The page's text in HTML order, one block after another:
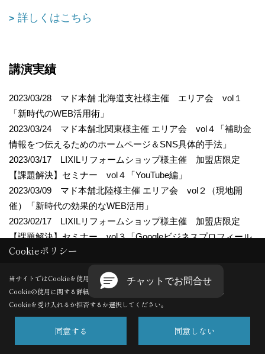
詳しくはこちら
講演実績
2023/03/28 マド本舗 北海道支社様主催 エリア会 vol１
「新時代のWEB活用術」
2023/03/24 マド本舗北関東様主催 エリア会 vol４「補助金
情報をつ伝えるためのホームページ＆SNS具体的手法」
2023/03/17 LIXILリフォームショップ様主催 加盟店限定
【課題解決】セミナー vol４「YouTube編」
2023/03/09 マド本舗北陸様主催 エリア会 vol２（現地開
催）「新時代の効果的なWEB活用」
2023/02/17 LIXILリフォームショップ様主催 加盟店限定
【課題解決】セミナー vol３「Googleビジネスプロフィール
編」
ベント集客のためのホームページ＆SNS具体的手法」
2023/02/14 LIXIL九州様主催 LIXILリフォームネット登録店
2023/02/08 マド本舗 千葉エリア様主催 エリア会 vol２
（現地開催）「明日からできる！効果的なWEB活用②」
Cookieポリシー
当サイトではCookieを使用します。
Cookieの使用に関する詳細は 「プライバシーポリシー
」をご覧ください。
Cookieを受け入れるか拒否するか選択してください。
同意する 同意しない